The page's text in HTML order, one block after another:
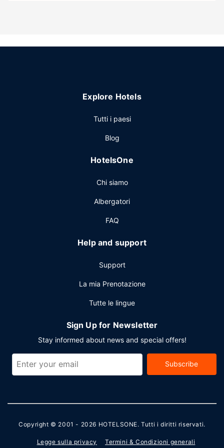
una palestra aperta giorno e notte, oltre a il Wi-Fi gratuito e
Ordina la cena presso The Drum Room, un bar/lounge
mangiare al bar/caffetteria o prova il servizio in camera
pagamento tutti i giorni dalle ore 06:00 alle ore 11:00.
business center e check-in veloce. Stai pianificando un
929 metri quadrati di spazio con un'area per conferenze e
sale riunioni. Il un parcheggio (a pagamento) è disponibile
Explore Hotels
Tutti i paesi
Blog
HotelsOne
Chi siamo
Albergatori
FAQ
Help and support
Support
La mia Prenotazione
Tutte le lingue
Sign Up for Newsletter
Stay informed about news and special offers!
Subscribe
Copyright © 2001 - 2026 HOTELSONE. Tutti i diritti riservati.
Legge sulla privacy Termini & Condizioni generali